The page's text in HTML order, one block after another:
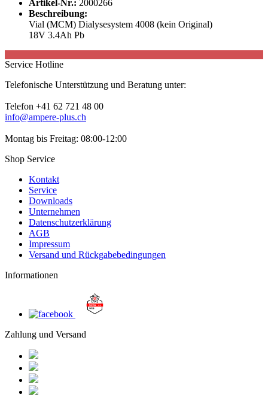
Artikel-Nr.: 2000266
Beschreibung:
Vial (MCM) Dialysesystem 4008 (kein Original)
18V 3.4Ah Pb
Service Hotline
Telefonische Unterstützung und Beratung unter:
Telefon +41 62 721 48 00
info@ampere-plus.ch
Montag bis Freitag: 08:00-12:00
Shop Service
Kontakt
Service
Downloads
Unternehmen
Datenschutzerklärung
AGB
Impressum
Versand und Rückgabebedingungen
Informationen
Zahlung und Versand